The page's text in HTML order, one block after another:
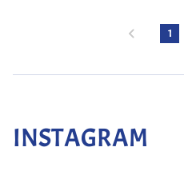
1
INSTAGRAM